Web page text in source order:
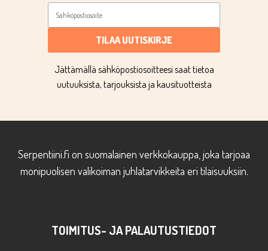
TILAA UUTISKIRJE
Jättämällä sähköpostiosoitteesi saat tietoa
uutuuksista, tarjouksista ja kausituotteista
Serpentiini.fi on suomalainen verkkokauppa, joka tarjoaa
monipuolisen valikoiman juhlatarvikkeita eri tilaisuuksiin.
TOIMITUS- JA PALAUTUSTIEDOT